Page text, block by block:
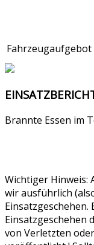
Fahrzeugaufgebot
Brannte Essen im
Wichtiger Hinweis:
wir ausführlich
Einsatzgeschehen
von Verletzten